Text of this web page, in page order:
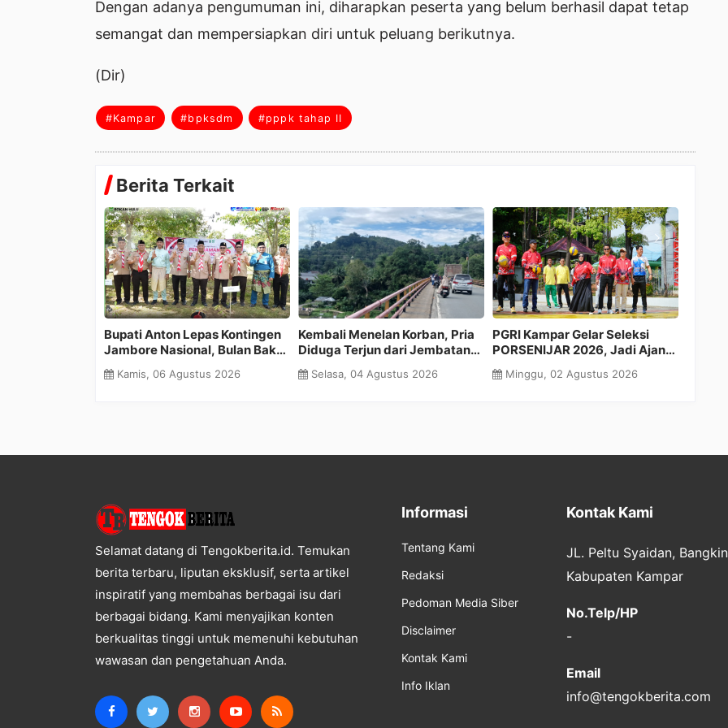
Dengan adanya pengumuman ini, diharapkan peserta yang belum berhasil dapat tetap
semangat dan mempersiapkan diri untuk peluang berikutnya.
(Dir)
#Kampar #bpksdm #pppk tahap II
Berita Terkait
PGRI Kampar Gelar Seleksi
PORSENIJAR 2026, Jadi Ajang
Pengembangan Prestasi Guru
Minggu, 02 Agustus 2026
UPTD PPA Kampar Tangani 97
Kasus hingga Juli 2026
Rabu, 29 Juli 2026
DPPKBP3A Kampar Gelar
Jambore TPK HEBAT 2026,
Perkuat Kapasitas Tim
Pendamping Keluarga
Rabu, 29 Juli 2026
Dilantik, dr
Selamat datang di Tengokberita.id. Temukan
berita terbaru, liputan eksklusif, serta artikel
inspiratif yang membahas berbagai isu dari
berbagai bidang. Kami menyajikan konten
berkualitas tinggi untuk memenuhi kebutuhan
wawasan dan pengetahuan Anda.
Informasi
Tentang Kami
Redaksi
Pedoman Media Siber
Disclaimer
Kontak Kami
Info Iklan
Kontak Kami
JL. Peltu Syaidan,
Kabupaten Kampar
No.Telp/HP
-
Email
info@tengokberita.com